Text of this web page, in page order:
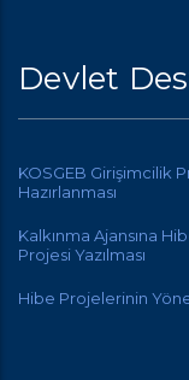
Devlet
KOSGEB Girişimcilik
Hazırlanması
Kalkınma Ajansına
Projesi Yazılması
Hibe Projelerinin